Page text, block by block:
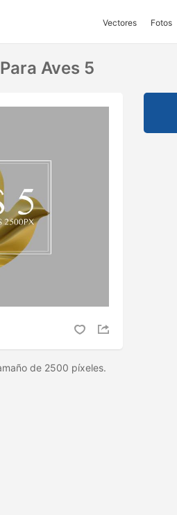
Vectores Fotos
Aves 5
de 2500 píxeles.